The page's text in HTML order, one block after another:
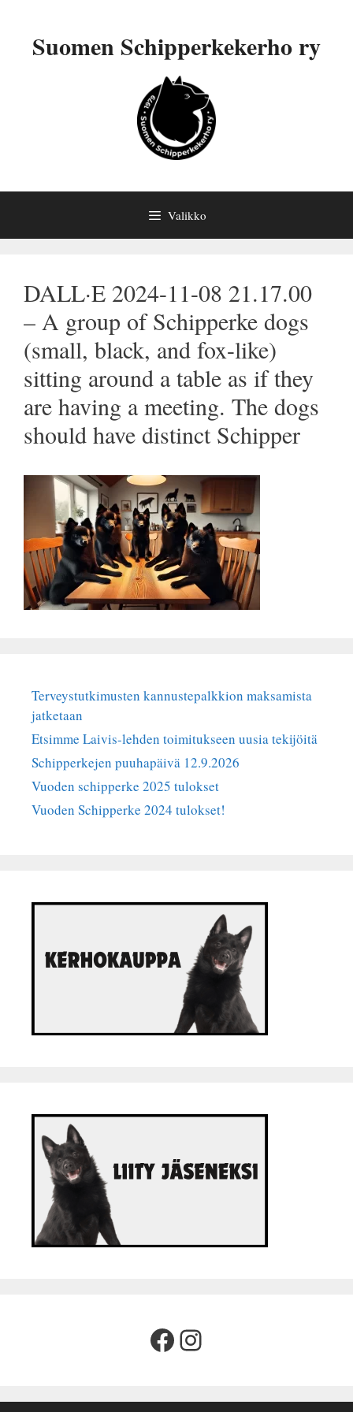
Suomen Schipperkekerho ry
Valikko
DALL·E 2024-11-08 21.17.00
– A group of Schipperke dogs
(small, black, and fox-like)
sitting around a table as if they
are having a meeting. The dogs
should have distinct Schipper
Terveystutkimusten kannustepalkkion maksamista
jatketaan
Etsimme Laivis-lehden toimitukseen uusia tekijöitä
Schipperkejen puuhapäivä 12.9.2026
Vuoden schipperke 2025 tulokset
Vuoden Schipperke 2024 tulokset!
Facebook
Instagram